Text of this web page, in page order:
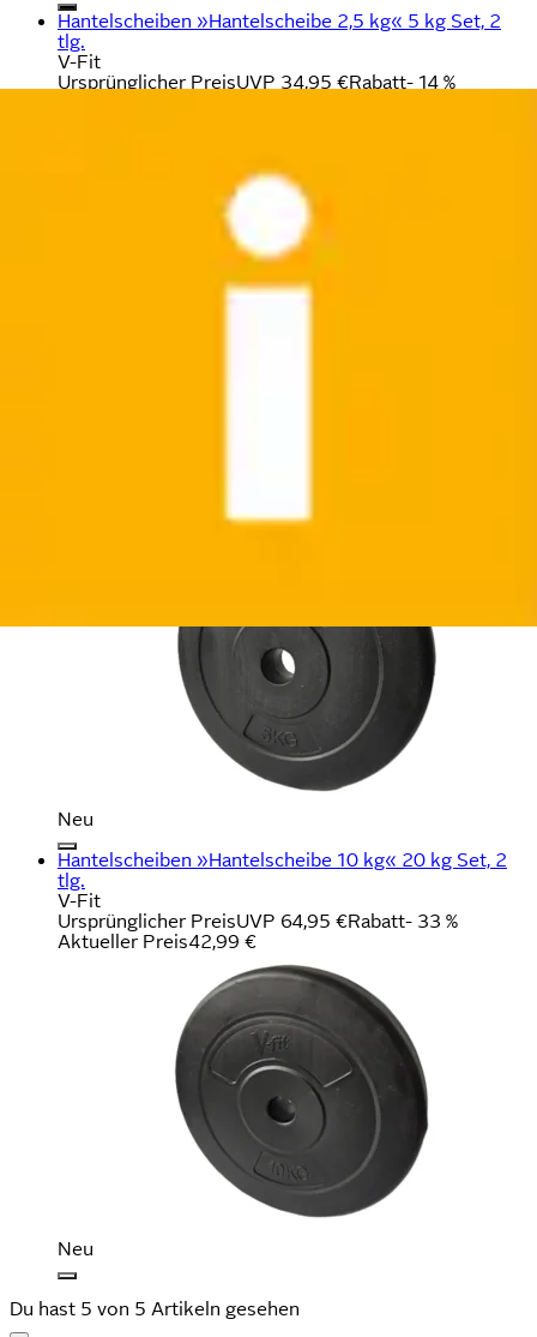
Hantelscheiben »Hantelscheibe 2,5 kg« 5 kg Set, 2
tlg.
V-Fit
Ursprünglicher PreisUVP 34,95 €Rabatt- 14 %
34,99 €
Neu
Hantelscheiben »Hantelscheibe 10 kg« 20 kg Set, 2
tlg.
V-Fit
Ursprünglicher PreisUVP 64,95 €Rabatt- 33 %
Aktueller Preis42,99 €
Neu
Du hast 5 von 5 Artikeln gesehen